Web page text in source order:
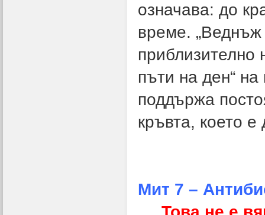
означава: до
време. „Веднъж
приблизително
пъти на ден“
поддържа
кръвта, което
Мит 7 –